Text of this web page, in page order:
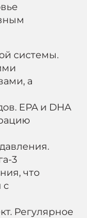
системы.
а
EPA и DHA
3
что
с
Регулярное